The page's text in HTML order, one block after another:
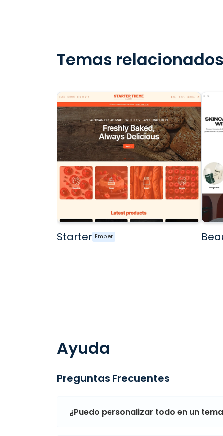
Temas relacionados
Starter Ember
Ayuda
Preguntas Frecuentes
¿Puedo personalizar todo en un